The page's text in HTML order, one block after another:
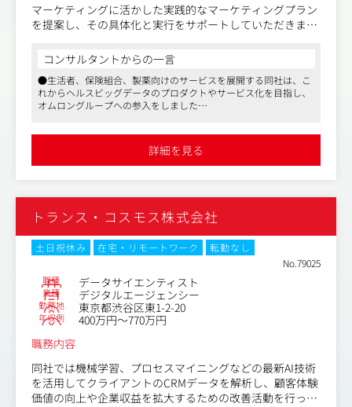
マーケティングに活かした実践的なマーケティングプラン
を提案し、その具体化と実行をサポートしていただきま
【具体的には】
■医師・患者を対象とした定性調査（インタビュー、グル
ープディスカッション等）の企画・実施・モデレーション
■医師・患者を対象とした定量調査（アンケート調査等）
■リサーチ結果に基づくインサイト抽出および報告書作成
■医療ビッグデータ（レセプトデータ等）を活用したリサ
■プロジェクトマネジメント
【業務で得られるもの】
●業界最高品質の医療ビッグデータを活用した、データド
リブンマーケティングの実践
●データをもとにした「ファクト」と感情分析による「イ
ンサイト」の双方から、最適な顧客体験を創造
●医師・患者調査とリアルワールドデータ（RWD）分析を
組み合わせた先進的なリサーチ経験
●製薬企業の新薬ローンチ戦略や疾患啓発活動など、マー
ケティングの最前線に関わる経験
●定性・定量調査からデータ分析、マーケティング戦略提
案まで一貫して携わるスキルの習得
コンサルタントからの一言
●生活者、保険組合、製薬向けのサービスを展開する同社は、こ
れからヘルスビッグデータのプロダクトやサービス化を目指し、
オムロングループへの参入をしました
詳細を見る
トランス・コスモス株式会社
土日祝休み 在宅・リモートワーク
転勤なし
No.79025
職種 データサイエンティスト
業種 デジタルエージェンシー
勤務地 東京都渋谷区東1-2-20
年収例
400万円～770万円
職務内容
同社では機械学習、プロセスマイニングなどの最新AI技術
を活用してクライアントのCRMデータを解析し、顧客体験
価値の向上や企業収益を拡大するための改善活動を行って